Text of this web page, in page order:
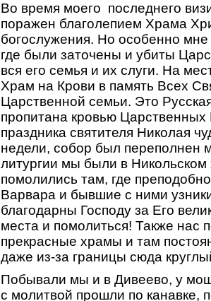
Во время моего последнего
поражен благолепием Храма
богослужения. Но особенно
где были заточены и убиты
вся его семья и их слуги. На
Храм на Крови в память Всех
Царственной семьи. Это
пропитана кровью
праздника святителя Николая
недели, собор был переполнен
литургии мы были в
помолились там, где
Варвара и бывшие с ними
благодарны Господу за Его
места и помолиться! Также нас
прекрасные храмы и там
даже из-за границы сюда
Побывали мы и в Дивеево, у
с молитвой прошли по